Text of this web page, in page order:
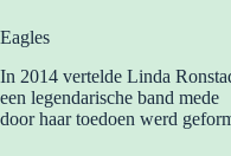
Eagles
In 2014 vertelde Linda
een legendarische band mede
door haar toedoen werd